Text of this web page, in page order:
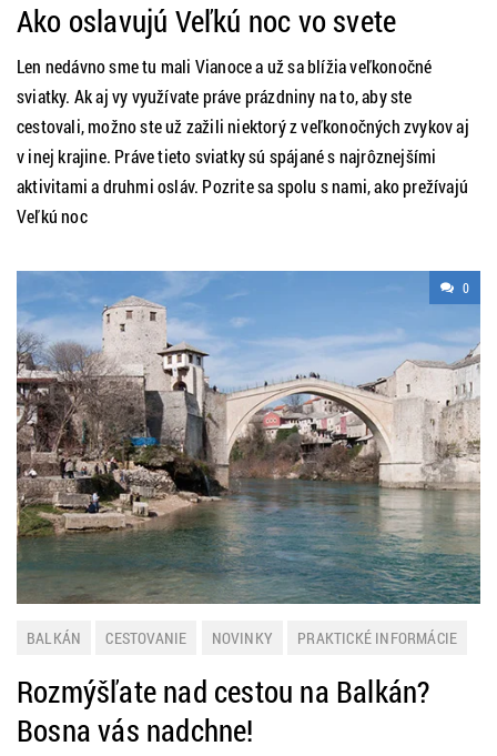
Ako oslavujú Veľkú noc vo svete
Len nedávno sme tu mali Vianoce a už sa blížia veľkonočné
sviatky. Ak aj vy využívate práve prázdniny na to, aby ste
cestovali, možno ste už zažili niektorý z veľkonočných zvykov aj
v inej krajine. Práve tieto sviatky sú spájané s najrôznejšími
aktivitami a druhmi osláv. Pozrite sa spolu s nami, ako prežívajú
Veľkú noc
0
BALKÁN CESTOVANIE NOVINKY PRAKTICKÉ INFORMÁCIE
Rozmýšľate nad cestou na Balkán?
Bosna vás nadchne!